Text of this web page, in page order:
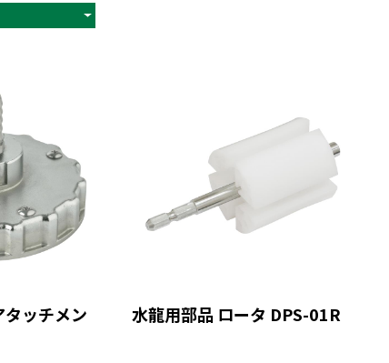
ッチメン
水龍用部品 ロータ DPS-01R